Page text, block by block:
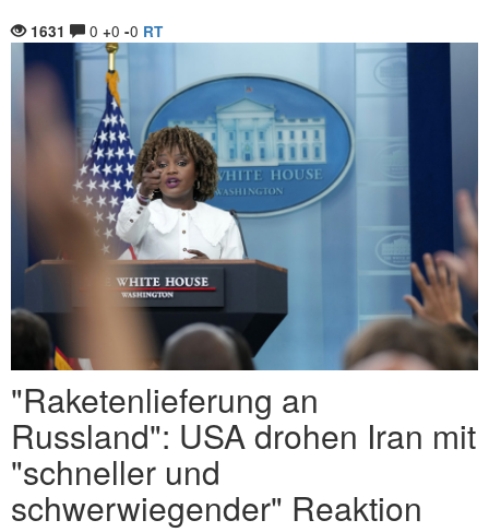
1631 0 +0 -0 RT
"Raketenlieferung an
Russland": USA drohen Iran mit
"schneller und
schwerwiegender" Reaktion